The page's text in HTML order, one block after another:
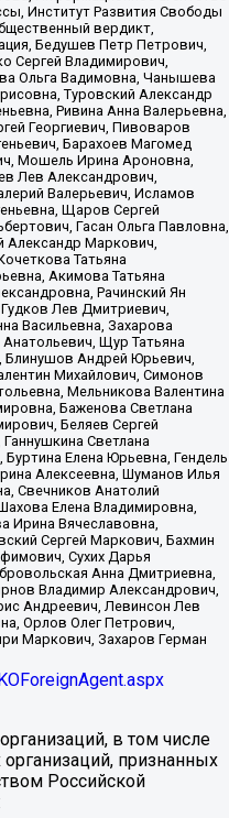
Институт Развития Свободы
вердикт,
Бедушев Петр Петрович,
Сергей Владимирович,
Ольга Вадимовна, Чанышева
Туровский Александр
Ривина Анна Валерьевна,
Георгиевич, Пивоваров
Барахоев Магомед
Мошель Ирина Ароновна,
Лев Александрович,
Валерьевич, Исламов
Щаров Сергей
Гасан Ольга Павловна,
Александр Маркович,
Татьяна
Акимова Татьяна
Рачинский Ян
Лев Дмитриевич,
Васильевна, Захарова
Щур Татьяна
Блинушов Андрей Юрьевич,
Михайлович, Симонов
Мельникова Валентина
Баженова Светлана
Беляев Сергей
Светлана
Елена Юрьевна, Гендель
Алексеевна, Шуманов Илья
Свечников Анатолий
Елена Владимировна,
Ирина Вячеславовна,
Сергей Маркович, Бахмин
Сухих Дарья
Анна Дмитриевна,
Владимир Александрович,
Андреевич, Левинсон Лев
Орлов Олег Петрович,
Маркович, Захаров Герман
в том числе
признанных
Российской